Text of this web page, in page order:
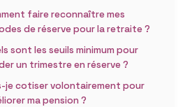
faire reconnaître mes
de réserve pour la retraite ?
sont les seuils minimum pour
un trimestre en réserve ?
je cotiser volontairement pour
ma pension ?